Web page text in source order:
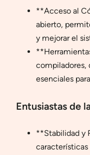
**Acceso al
abierto,
y mejorar el
compiladores,
esenciales
Entusiastas de
**Stabilidad y
características